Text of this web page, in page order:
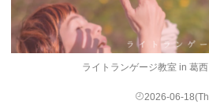
ライトランゲージ教室 in 葛
2026-06-